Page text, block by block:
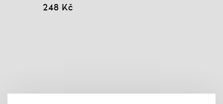
248 Kč